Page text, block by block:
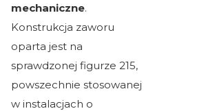
mechaniczne.
Konstrukcja zaworu
oparta jest na
sprawdzonej figurze 215,
powszechnie stosowanej
w instalacjach o